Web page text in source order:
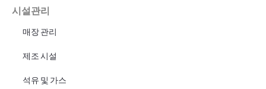
시설관리
매장 관리
제조 시설
석유 및 가스